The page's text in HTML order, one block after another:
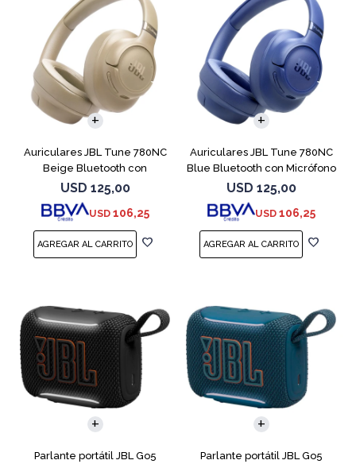
Auriculares JBL Tune 780NC
Beige Bluetooth con
Micrófono
USD 125,00
USD 106,25
Auriculares JBL Tune 780NC
Blue Bluetooth con Micrófono
USD 125,00
USD 106,25
Parlante portátil JBL Go5
Parlante portátil JBL Go5